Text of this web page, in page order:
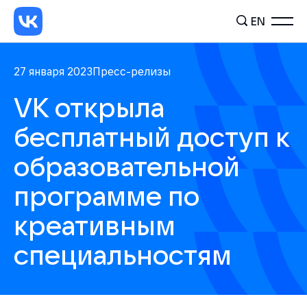
EN
27 января 2023 Пресс-релизы
VK открыла
бесплатный доступ к
образовательной
программе по
креативным
специальностям